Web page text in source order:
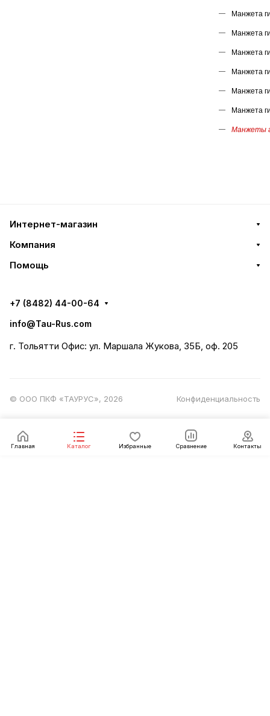
Манжета
Манжета
Манжета
Манжета
Манжета
Манжета
Манжеты
Главная Каталог Избранные Сравнение Контакты
Интернет-магазин
Компания
Помощь
+7 (8482) 44-00-64
info@Tau-Rus.com
г. Тольятти Офис: ул. Маршала Жукова, 35Б, оф. 205
© ООО ПКФ «ТАУРУС», 2026 Конфиденциальность